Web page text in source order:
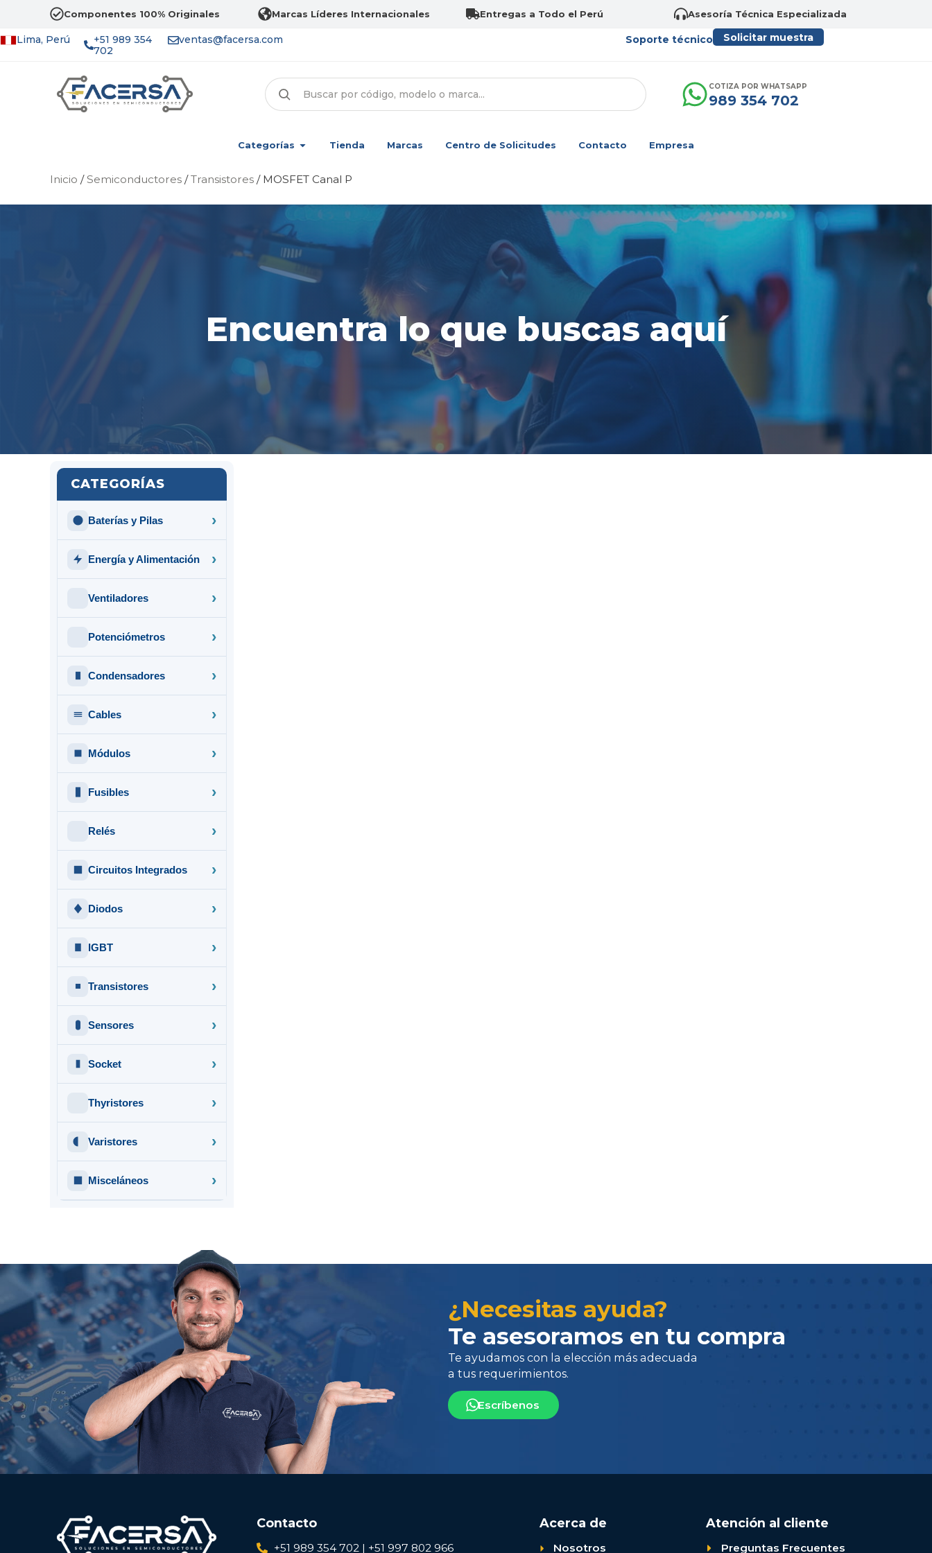
Componentes 100% Originales Marcas Líderes Internacionales Entregas a Todo el Perú Asesoría Técnica Especializada
Lima, Perú
+51 989 354
702
ventas@facersa.com Soporte técnico Solicitar muestra
COTIZA POR WHATSAPP
989 354 702
Categorías Tienda Marcas Centro de Solicitudes Contacto Empresa
Inicio /Semiconductores /Transistores / MOSFET Canal P
Encuentra lo que buscas aquí
CATEGORÍAS
Baterías y Pilas
Energía y Alimentación
Ventiladores
Potenciómetros
Condensadores
Cables
Módulos
Fusibles
Relés
Circuitos Integrados
Diodos
IGBT
Transistores
Sensores
Socket
Thyristores
Varistores
Misceláneos
¿Necesitas ayuda?
Te asesoramos en tu compra
a tus requerimientos.
Escríbenos
Contacto
+51 989 354 702 | +51 997 802 966
Acerca de
Nosotros
Atención al cliente
Preguntas Frecuentes